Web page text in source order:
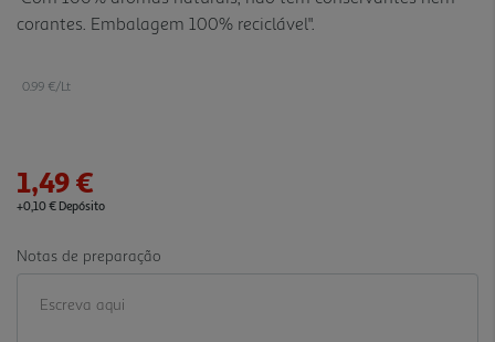
corantes. Embalagem 100% reciclável".
0.99 €/Lt
1,49 €
+0,10 € Depósito
Notas de preparação